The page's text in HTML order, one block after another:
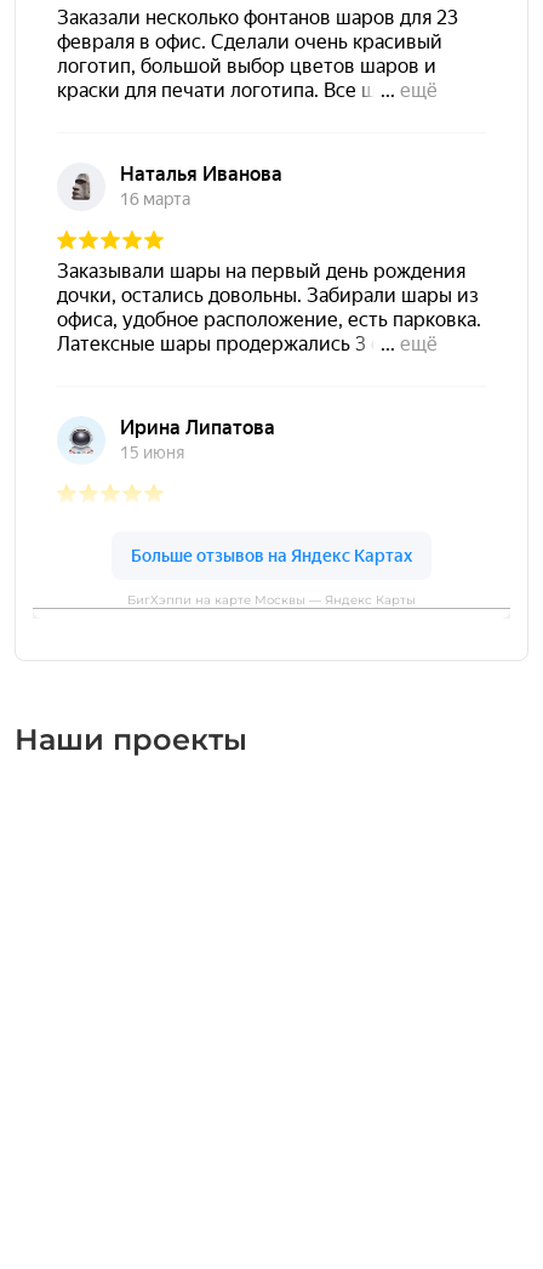
БигХэппи на карте Москвы — Яндекс Карты
Наши проекты